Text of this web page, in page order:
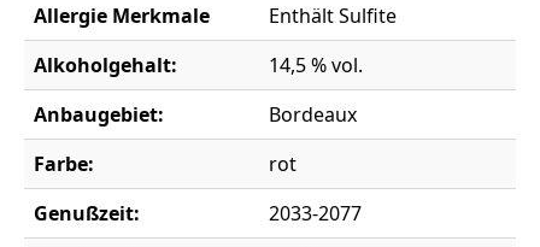
Allergie Merkmale
Enthält Sulfite
Alkoholgehalt:
14,5 % vol.
Anbaugebiet:
Bordeaux
Farbe:
rot
Genußzeit:
2033-2077